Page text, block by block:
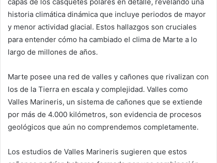
capas de los casquetes polares en detalle, revelando una
historia climática dinámica que incluye periodos de mayor
y menor actividad glacial. Estos hallazgos son cruciales
para entender cómo ha cambiado el clima de Marte a lo
largo de millones de años.
Marte posee una red de valles y cañones que rivalizan con
los de la Tierra en escala y complejidad. Valles como
Valles Marineris, un sistema de cañones que se extiende
por más de 4.000 kilómetros, son evidencia de procesos
geológicos que aún no comprendemos completamente.
Los estudios de Valles Marineris sugieren que estos